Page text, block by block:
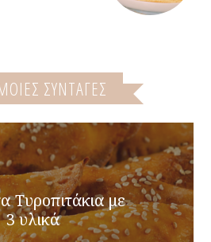
ΣΥΝΤΑΓΈΣ
Τυροπιτάκια με
3 υλικά